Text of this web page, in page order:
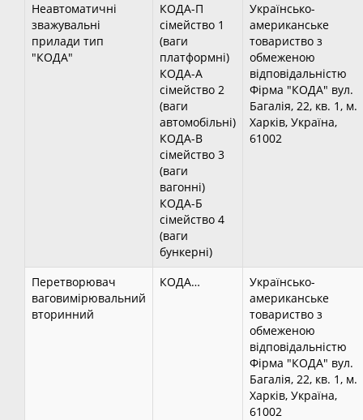
Неавтоматичні
зважувальні
прилади тип
"КОДА"
КОДА-П
сімейство 1
(ваги
платформні)
КОДА-А
сімейство 2
(ваги
автомобільні)
КОДА-В
сімейство 3
(ваги
вагонні)
КОДА-Б
сімейство 4
(ваги
бункерні)
Українсько-
американське
товариство з
обмеженою
відповідальністю
Фірма "КОДА" вул.
Багалія, 22, кв. 1, м.
Харків, Україна,
61002
Перетворювач
ваговимірювальний
вторинний
КОДА…
Українсько-
американське
товариство з
обмеженою
відповідальністю
Фірма "КОДА" вул.
Багалія, 22, кв. 1, м.
Харків, Україна,
61002